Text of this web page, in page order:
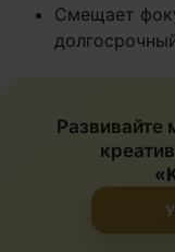
Смещает
финских школах.
Эти стратегии
изменить
Развивайте